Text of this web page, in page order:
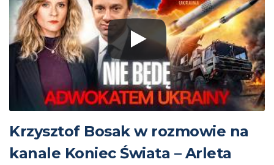
Krzysztof Bosak w rozmowie na
kanale Koniec Świata – Arleta